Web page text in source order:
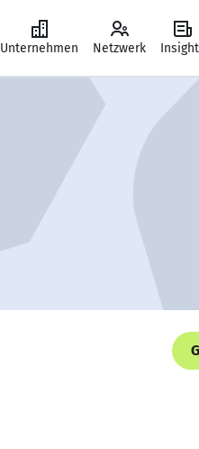
Unternehmen Netzwerk